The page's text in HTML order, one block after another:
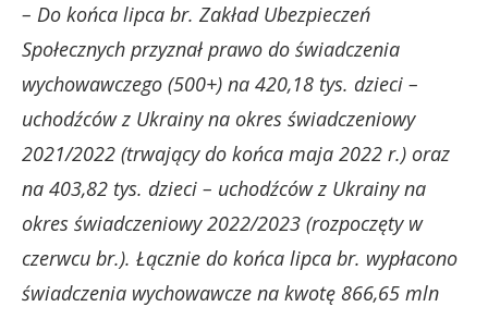
– Do końca lipca br. Zakład Ubezpieczeń
Społecznych przyznał prawo do świadczenia
wychowawczego (500+) na 420,18 tys. dzieci –
uchodźców z Ukrainy na okres świadczeniowy
2021/2022 (trwający do końca maja 2022 r.) oraz
na 403,82 tys. dzieci – uchodźców z Ukrainy na
okres świadczeniowy 2022/2023 (rozpoczęty w
czerwcu br.). Łącznie do końca lipca br. wypłacono
świadczenia wychowawcze na kwotę 866,65 mln